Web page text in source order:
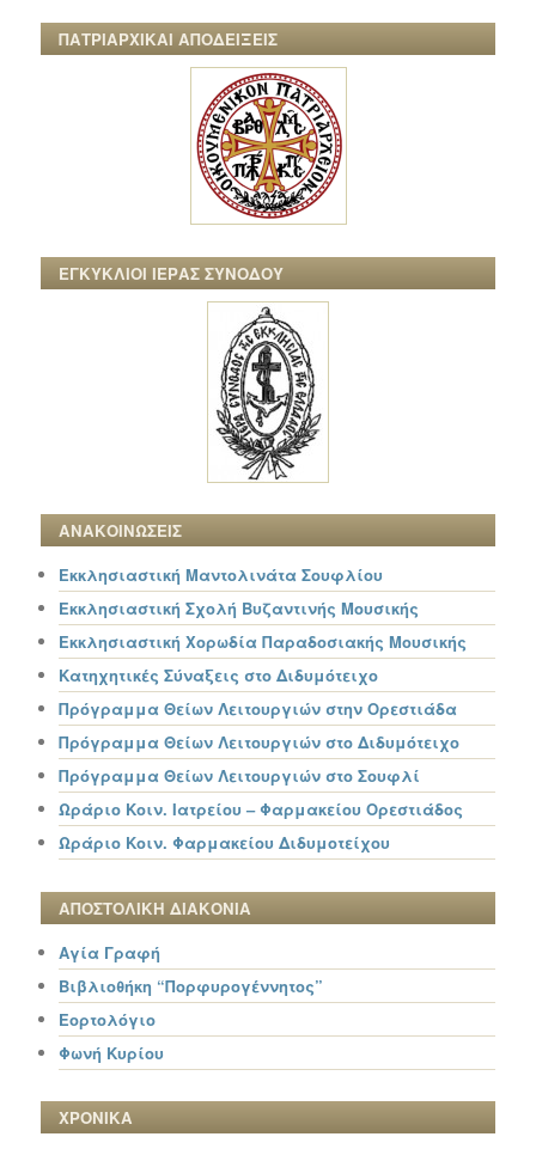
ΠΑΤΡΙΑΡΧΙΚΑΙ ΑΠΟΔΕΙΞΕΙΣ
ΕΓΚΥΚΛΙΟΙ ΙΕΡΑΣ ΣΥΝΟΔΟΥ
ΑΝΑΚΟΙΝΩΣΕΙΣ
Εκκλησιαστική Μαντολινάτα Σουφλίου
Εκκλησιαστική Σχολή Βυζαντινής Μουσικής
Εκκλησιαστική Χορωδία Παραδοσιακής Μουσικής
Κατηχητικές Σύναξεις στο Διδυμότειχο
Πρόγραμμα Θείων Λειτουργιών στην Ορεστιάδα
Πρόγραμμα Θείων Λειτουργιών στο Διδυμότειχο
Πρόγραμμα Θείων Λειτουργιών στο Σουφλί
Ωράριο Κοιν. Ιατρείου – Φαρμακείου Ορεστιάδος
Ωράριο Κοιν. Φαρμακείου Διδυμοτείχου
ΑΠΟΣΤΟΛΙΚΗ ΔΙΑΚΟΝΙΑ
Αγία Γραφή
Βιβλιοθήκη “Πορφυρογέννητος”
Εορτολόγιο
Φωνή Κυρίου
ΧΡΟΝΙΚΑ